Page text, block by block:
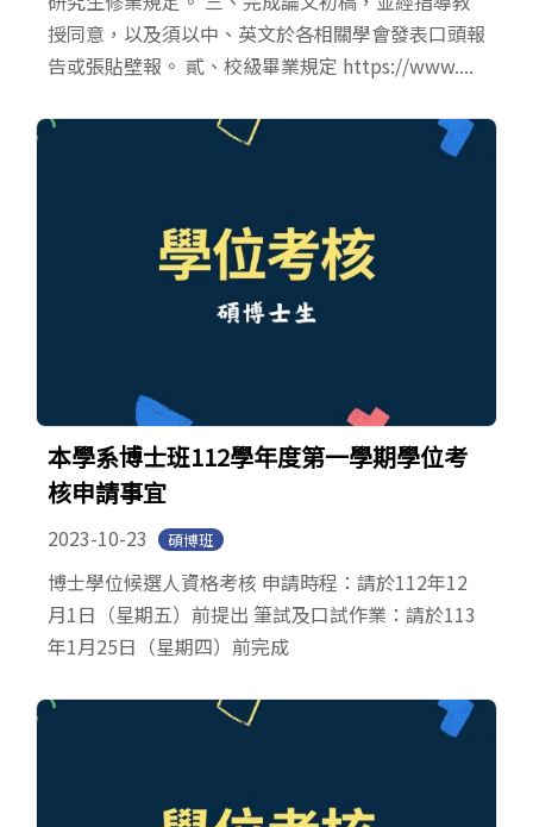
授同意，以及須以中、英文於各相關學會發表口頭報
告或張貼壁報。 貳、校級畢業規定 https://www....
本學系博士班112學年度第一學期學位考
核申請事宜
2023-10-23 碩博班
博士學位候選人資格考核 申請時程：請於112年12
月1日（星期五）前提出 筆試及口試作業：請於113
年1月25日（星期四）前完成